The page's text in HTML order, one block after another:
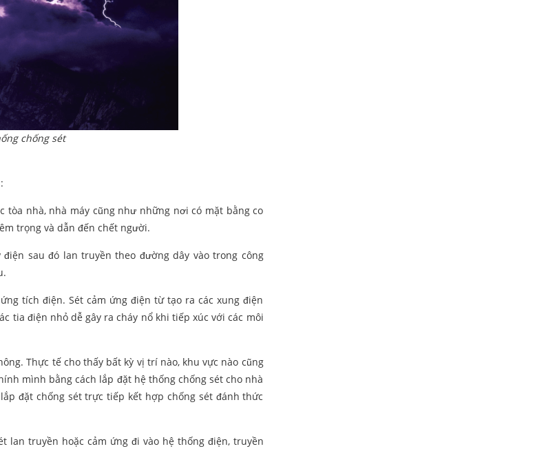
chống sét
nhà, nhà máy cũng như những nơi có mặt bằng co
trọng và dẫn đến chết người.
sau đó lan truyền theo đường dây vào trong công
tích điện. Sét cảm ứng điện từ tạo ra các xung điện
tia điện nhỏ dễ gây ra cháy nổ khi tiếp xúc với các môi
Thực tế cho thấy bất kỳ vị trí nào, khu vực nào cũng
mình bằng cách lắp đặt hệ thống chống sét cho nhà
đặt chống sét trực tiếp kết hợp chống sét đánh thức
lan truyền hoặc cảm ứng đi vào hệ thống điện, truyền